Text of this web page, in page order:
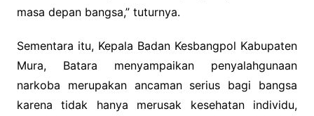
masa depan bangsa,” tuturnya.
Sementara itu, Kepala Badan Kesbangpol Kabupaten
Mura, Batara menyampaikan penyalahgunaan
narkoba merupakan ancaman serius bagi bangsa
karena tidak hanya merusak kesehatan individu,